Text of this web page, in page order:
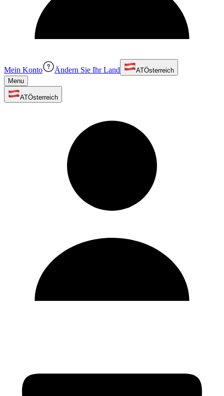
Mein Konto Ändern Sie Ihr Land ATÖsterreich
Menu
ATÖsterreich